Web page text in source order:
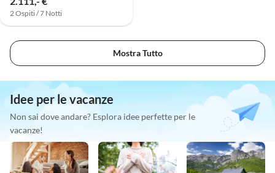
2 Ospiti / 7 Notti
Mostra Tutto
Idee per le vacanze
Non sai dove andare? Esplora idee perfette per le
vacanze!